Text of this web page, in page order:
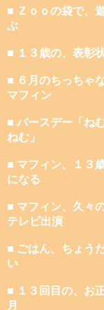
■ Ｚｏｏの袋で、
ぶ
■ １３歳の、表彰
■ ６月のちっちゃ
マフィン
■ バースデー「ね
ねむ」
■ マフィン、１３
になる
■ マフィン、久々
テレビ出演
■ ごはん、ちょう
い
■ １３回目の、お
月